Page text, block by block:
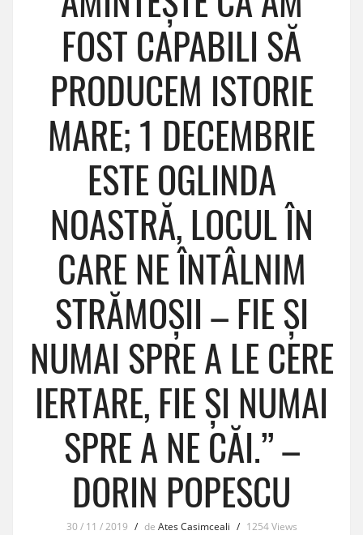
FOST CAPABILI SĂ
PRODUCEM ISTORIE
MARE; 1 DECEMBRIE
ESTE OGLINDA
NOASTRĂ, LOCUL ÎN
CARE NE ÎNTÂLNIM
STRĂMOȘII – FIE ȘI
NUMAI SPRE A LE CERE
IERTARE, FIE ȘI NUMAI
SPRE A NE CĂI.” –
DORIN POPESCU
30 / 11 / 2019 / de Ates Casimceali / 1254 Views